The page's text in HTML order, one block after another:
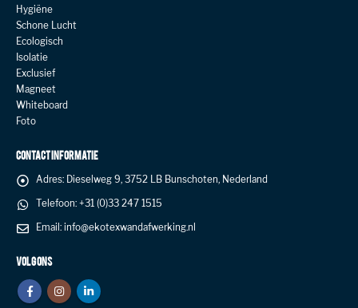
Hygiëne
Schone Lucht
Ecologisch
Isolatie
Exclusief
Magneet
Whiteboard
Foto
CONTACT INFORMATIE
Adres: Dieselweg 9, 3752 LB Bunschoten, Nederland
Telefoon: +31 (0)33 247 1515
Email: info@ekotexwandafwerking.nl
VOLG ONS